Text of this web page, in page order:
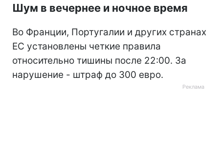
Шум в вечернее и ночное время
Во Франции, Португалии и других странах
ЕС установлены четкие правила
относительно тишины после 22:00. За
нарушение - штраф до 300 евро.